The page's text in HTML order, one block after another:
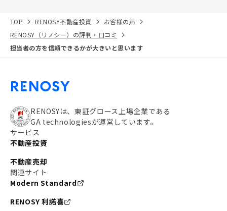
TOP RENOSY不動産投資
お客様の声
RENOSY（リノシー）の評判・口コミ
担当者の方を信頼できるかが大きいと思います
RENOSYは、東証グロース上場企業である
GA technologiesが運営しています。
サービス
不動産投資
不動産売却
関連サイト
Modern Standard
RENOSY 利諾喜